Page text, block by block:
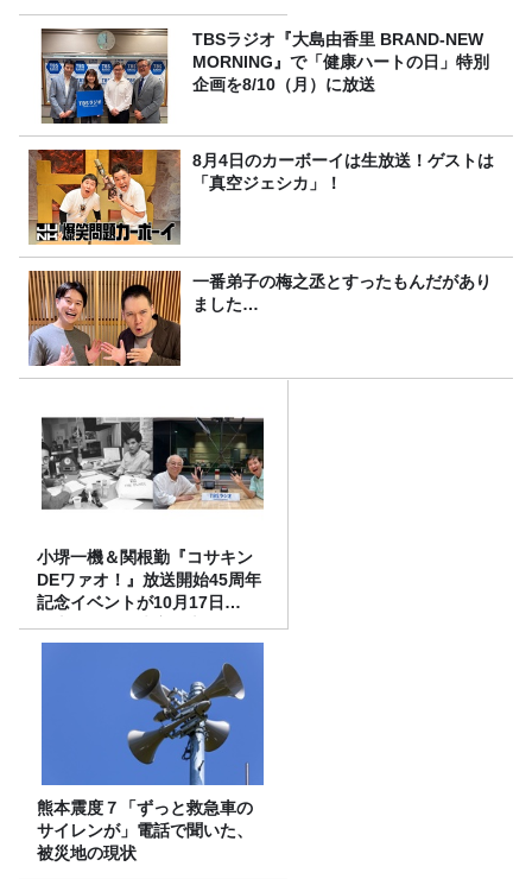
スナー60名をご招待！
TBSラジオ『大島由香里 BRAND-NEW
MORNING』で「健康ハートの日」特別
企画を8/10（月）に放送
8月4日のカーボーイは生放送！ゲストは
「真空ジェシカ」！
一番弟子の梅之丞とすったもんだがあり
ました…
小堺一機＆関根勤『コサキン
DEワァオ！』放送開始45周年
記念イベントが10月17日
（土）に開催決定！本日より
FC先行受付スタート！
熊本震度７「ずっと救急車の
サイレンが」電話で聞いた、
被災地の現状